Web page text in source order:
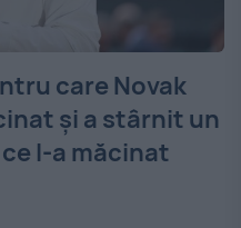
care Novak
și a stârnit un
l-a măcinat